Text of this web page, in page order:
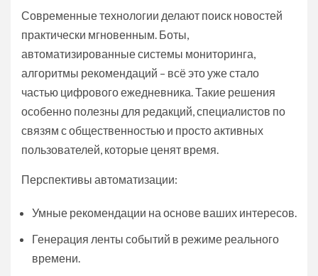
Современные технологии делают поиск новостей
практически мгновенным. Боты,
автоматизированные системы мониторинга,
алгоритмы рекомендаций – всё это уже стало
частью цифрового ежедневника. Такие решения
особенно полезны для редакций, специалистов по
связям с общественностью и просто активных
пользователей, которые ценят время.
Перспективы автоматизации:
Умные рекомендации на основе ваших интересов.
Генерация ленты событий в режиме реального
времени.